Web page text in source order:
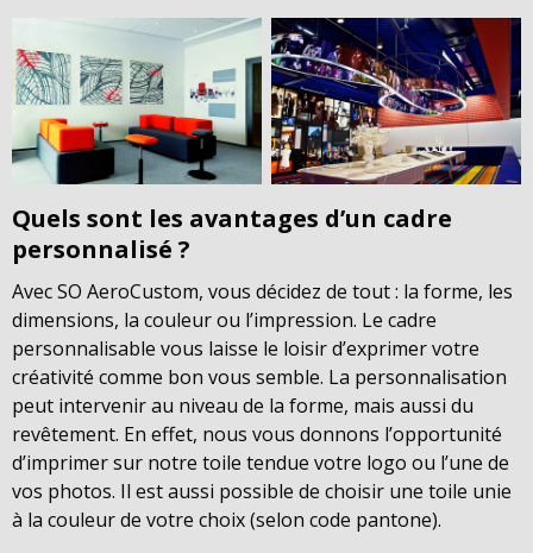
Quels sont les avantages d’un cadre
personnalisé ?
Avec SO AeroCustom, vous décidez de tout : la forme, les
dimensions, la couleur ou l’impression. Le cadre
personnalisable vous laisse le loisir d’exprimer votre
créativité comme bon vous semble. La personnalisation
peut intervenir au niveau de la forme, mais aussi du
revêtement. En effet, nous vous donnons l’opportunité
d’imprimer sur notre toile tendue votre logo ou l’une de
vos photos. Il est aussi possible de choisir une toile unie
à la couleur de votre choix (selon code pantone).